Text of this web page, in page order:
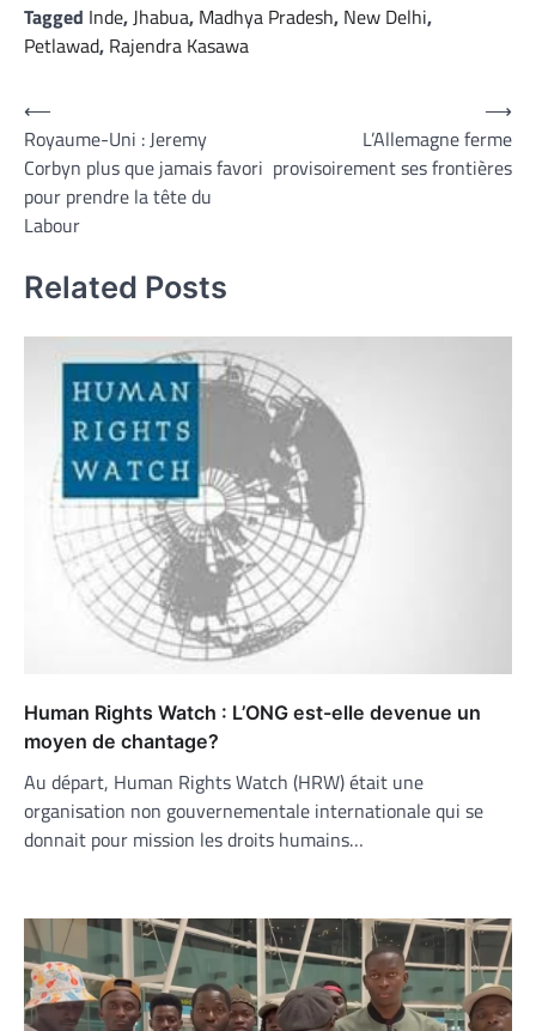
Tagged Inde,Jhabua, Madhya Pradesh, New Delhi,
Petlawad, Rajendra Kasawa
Navigation
de
l’article
⟵
Royaume-Uni : Jeremy
Corbyn plus que jamais favori
pour prendre la tête du
Labour
L’Allemagne ferme
provisoirement ses frontières
⟶
Related Posts
Human Rights Watch : L’ONG est-elle devenue un
moyen de chantage?
Au départ, Human Rights Watch (HRW) était une
organisation non gouvernementale internationale qui se
donnait pour mission les droits humains…